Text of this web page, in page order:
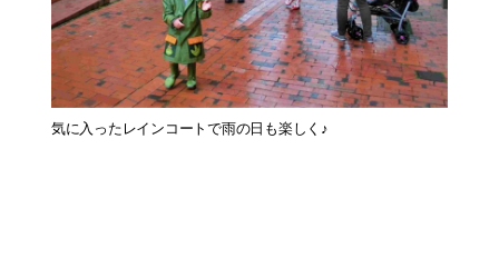
気に入ったレインコートで雨の日も楽しく♪